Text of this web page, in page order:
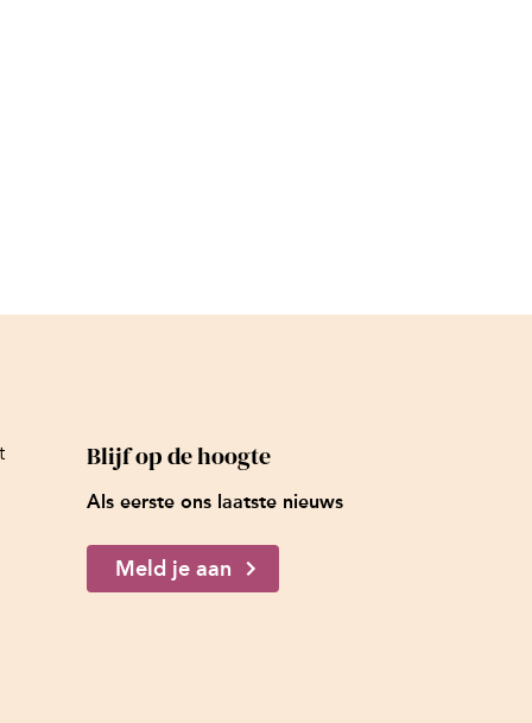
Blijf op de hoogte
Als eerste ons laatste nieuws
Meld je aan